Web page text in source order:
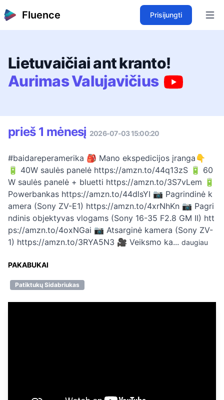
Fluence Prisijungti
Lietuvaičiai ant kranto!
Aurimas Valujavičius
prieš 1 mėnesį 2026-07-03 15:00:20
#baidareperamerika 🎒 Mano ekspedicijos įranga👇
🔋 40W saulės panelė https://amzn.to/44q13zS 🔋 60
W saulės panelė + bluetti https://amzn.to/3S7vLem 🔋
Powerbankas https://amzn.to/44dlsYI 📷 Pagrindinė k
amera (Sony ZV-E1) https://amzn.to/4xrNhKn 📷 Pagri
ndinis objektyvas vlogams (Sony 16-35 F2.8 GM II) htt
ps://amzn.to/4oxNGai 📷 Atsarginė kamera (Sony ZV-
1) https://amzn.to/3RYA5N3 🎥 Veiksmo ka... daugiau
PAKABUKAI
Patiktukų Sidabriukas